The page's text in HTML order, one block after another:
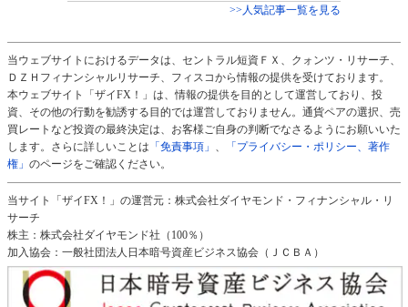
>>人気記事一覧を見る
当ウェブサイトにおけるデータは、セントラル短資ＦＸ、クォンツ・リサーチ、
ＤＺＨフィナンシャルリサーチ、フィスコから情報の提供を受けております。
本ウェブサイト「ザイFX！」は、情報の提供を目的として運営しており、投
資、その他の行動を勧誘する目的では運営しておりません。通貨ペアの選択、売
買レートなど投資の最終決定は、お客様ご自身の判断でなさるようにお願いいた
します。さらに詳しいことは 「免責事項」 、
「プライバシー・ポリシー、著作
権」 のページをご確認ください。
当サイト「ザイFX！」の運営元：株式会社ダイヤモンド・フィナンシャル・リ
サーチ
株主：株式会社ダイヤモンド社（100％）
加入協会：一般社団法人日本暗号資産ビジネス協会（ＪＣＢＡ）